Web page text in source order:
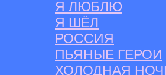
Я ЛЮБЛЮ
Я ШЁЛ
РОССИЯ
ПЬЯНЫЕ ГЕРОИ
ХОЛОДНАЯ